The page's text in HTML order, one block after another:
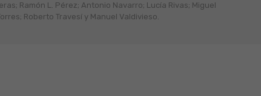
Ramón L. Pérez; Antonio Navarro; Lucía Rivas; Miguel
Roberto Travesí y Manuel Valdivieso.